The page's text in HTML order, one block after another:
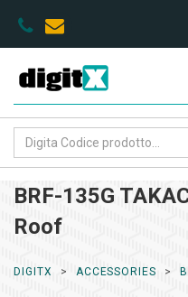
BRF-135G
Roof
DIGITX ACCESSORIES